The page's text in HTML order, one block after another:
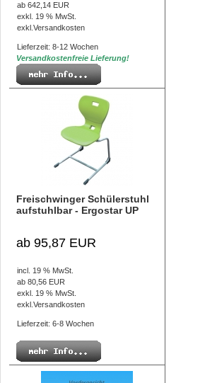
ab 642,14 EUR
exkl. 19 % MwSt.
exkl. Versandkosten
Lieferzeit: 8-12 Wochen
Versandkostenfreie Lieferung!
Freischwinger Schülerstuhl
aufstuhlbar - Ergostar UP
ab 95,87 EUR
incl. 19 % MwSt.
ab 80,56 EUR
exkl. 19 % MwSt.
exkl. Versandkosten
Lieferzeit: 6-8 Wochen